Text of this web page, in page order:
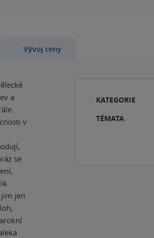
Vývoj ceny
a
v
se
jen
KATEGORIE
TÉMATA